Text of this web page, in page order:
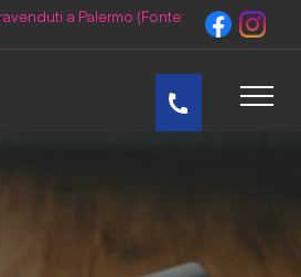
a Palermo (Fonte:
di Noi